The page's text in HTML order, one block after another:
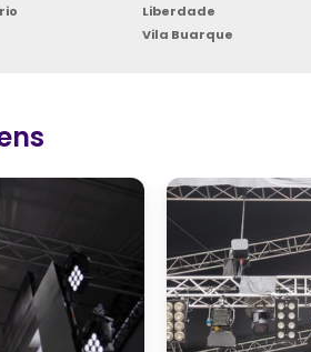
Liberdade
Vila Buarque